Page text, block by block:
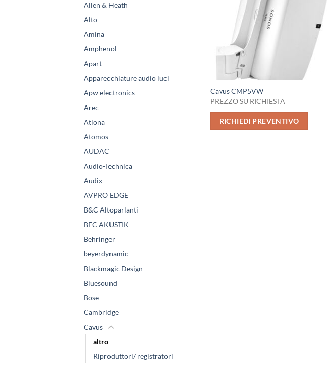
Allen & Heath
Alto
Amina
Amphenol
Apart
Apparecchiature audio luci
Apw electronics
Arec
Atlona
Atomos
AUDAC
Audio-Technica
Audix
AVPRO EDGE
B&C Altoparlanti
BEC AKUSTIK
Behringer
beyerdynamic
Blackmagic Design
Bluesound
Bose
Cambridge
Cavus
altro
Riproduttori/ registratori
Cavus CMP5VW
PREZZO SU RICHIESTA
RICHIEDI PREVENTIVO